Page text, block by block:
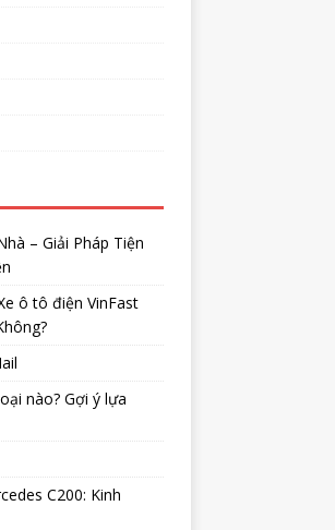
– Giải Pháp Tiện
ô tô điện VinFast
nào? Gợi ý lựa
C200: Kinh